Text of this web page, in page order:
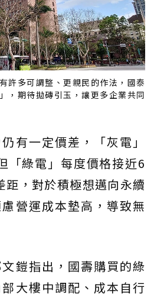
許多可調整、更親民的作法，國泰
，期待拋磚引玉，讓更多企業共同
有一定價差，「灰電」
「綠電」每度價格接近6
距，對於積極想邁向永續
營運成本墊高，導致無
鎧指出，國壽購買的綠
大樓中調配、成本自行